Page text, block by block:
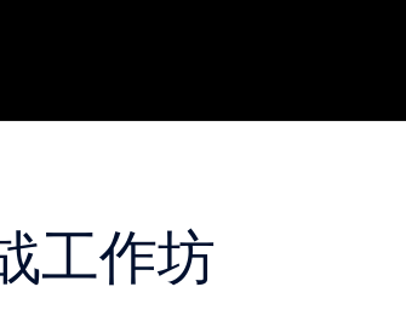
工作坊